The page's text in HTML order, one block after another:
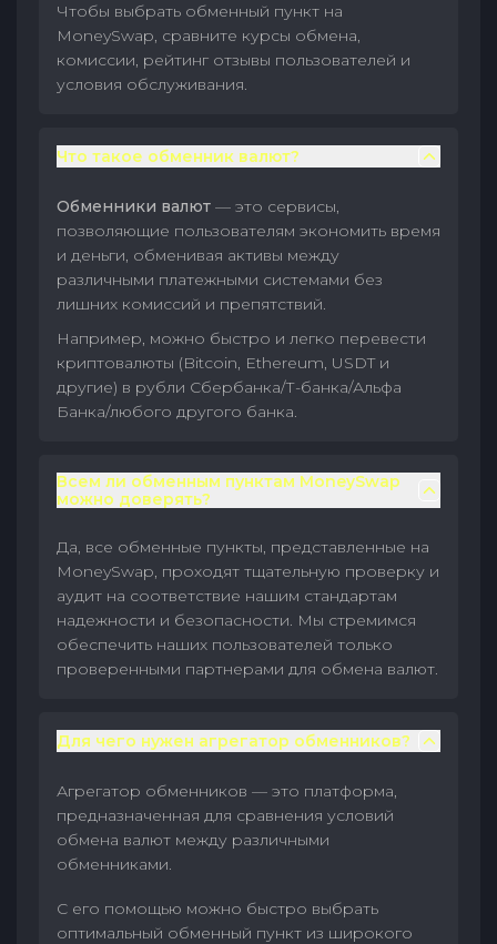
Чтобы выбрать обменный пункт на
MoneySwap, сравните курсы обмена,
комиссии, рейтинг отзывы пользователей и
условия обслуживания.
Что такое обменник валют?
Обменники валют — это сервисы,
позволяющие пользователям экономить время
и деньги, обменивая активы между
различными платежными системами без
лишних комиссий и препятствий.
Например, можно быстро и легко перевести
криптовалюты (Bitcoin, Ethereum, USDT и
другие) в рубли Сбербанка/Т-банка/Альфа
Банка/любого другого банка.
Всем ли обменным пунктам MoneySwap
можно доверять?
Да, все обменные пункты, представленные на
MoneySwap, проходят тщательную проверку и
аудит на соответствие нашим стандартам
надежности и безопасности. Мы стремимся
обеспечить наших пользователей только
проверенными партнерами для обмена валют.
Для чего нужен агрегатор обменников?
Агрегатор обменников — это платформа,
предназначенная для сравнения условий
обмена валют между различными
обменниками.
С его помощью можно быстро выбрать
оптимальный обменный пункт из широкого